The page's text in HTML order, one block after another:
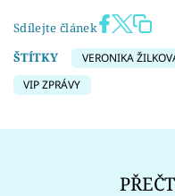
Sdílejte článek
ŠTÍTKY
VERONIKA
VIP ZPRÁVY